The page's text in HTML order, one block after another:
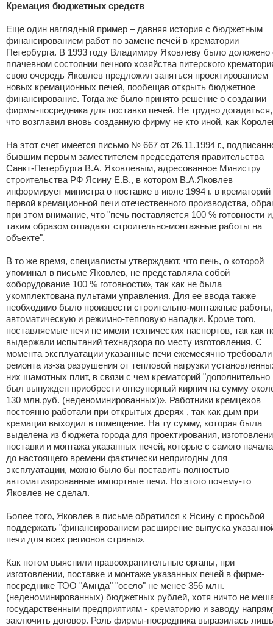
Кремация бюджетных средств
Еще один наглядный пример – давняя история с бюджетным
финансированием работ по замене печей в крематории
Петербурга. В 1993 году Владимиру Яковлеву было доложено
плачевном состоянии печного хозяйства питерского
свою очередь Яковлев предложил заняться проектированием
новых кремационных печей, пообещав открыть бюджетное
финансирование. Тогда же было принято решение о создании
фирмы-посредника для поставки печей. Не трудно догадаться,
что возглавил вновь созданную фирму не кто иной, как
На этот счет имеется письмо № 667 от 26.11.1994 г.,
бывшим первым заместителем председателя правительства
Санкт-Петербурга В.А. Яковлевым, адресованное Министру
строительства РФ Ясину Е.В., в котором В.А.Яковлев
информирует министра о поставке в июле 1994 г. в крематорий
первой кремационной печи отечественного производства,
при этом внимание, что "печь поставляется 100 % готовности
таким образом отпадают строительно-монтажные работы на
объекте".
В то же время, специалисты утверждают, что печь, о которой
упоминал в письме Яковлев, не представляла собой
«оборудование 100 % готовности», так как не была
укомплектована пультами управления. Для ее ввода также
необходимо было произвести строительно-монтажные работы,
автоматическую и режимно-тепловую наладки. Кроме того,
поставляемые печи не имели технических паспортов, так как
выдержали испытаний технадзора по месту изготовления. С
момента эксплуатации указанные печи ежемесячно требовали
ремонта из-за разрушения от тепловой нагрузки
них шамотных плит, в связи с чем крематорий "дополнительно
был вынужден приобрести огнеупорный кирпич на сумму
130 млн.руб. (неденоминированных)». Работники кремцехов
постоянно работали при открытых дверях , так как дым при
кремации выходил в помещение. На ту сумму, которая была
выделена из бюджета города для проектирования,
поставки и монтажа указанных печей, которые с самого
до настоящего времени фактически непригодны для
эксплуатации, можно было бы поставить полностью
автоматизированные импортные печи. Но этого почему-то
Яковлев не сделал.
Более того, Яковлев в письме обратился к Ясину с просьбой
поддержать "финансированием расширение выпуска
печи для всех регионов страны».
Как потом выяснили правоохранительные органы, при
изготовлении, поставке и монтаже указанных печей в фирме-
посреднике ТОО "Амнда" "осело" не менее 356 млн.
(неденоминированных) бюджетных рублей, хотя ничто не
государственным предприятиям - крематорию и заводу
заключить договор. Роль фирмы-посредника выразилась